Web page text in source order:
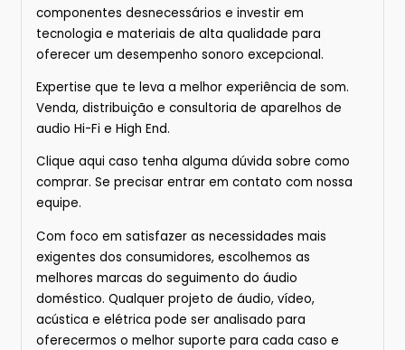
componentes desnecessários e investir em
tecnologia e materiais de alta qualidade para
oferecer um desempenho sonoro excepcional.
Expertise que te leva a melhor experiência de som.
Venda, distribuição e consultoria de aparelhos de
audio Hi-Fi e High End.
Clique aqui caso tenha alguma dúvida sobre como
comprar. Se precisar entrar em contato com nossa
equipe.
Com foco em satisfazer as necessidades mais
exigentes dos consumidores, escolhemos as
melhores marcas do seguimento do áudio
doméstico. Qualquer projeto de áudio, vídeo,
acústica e elétrica pode ser analisado para
oferecermos o melhor suporte para cada caso e